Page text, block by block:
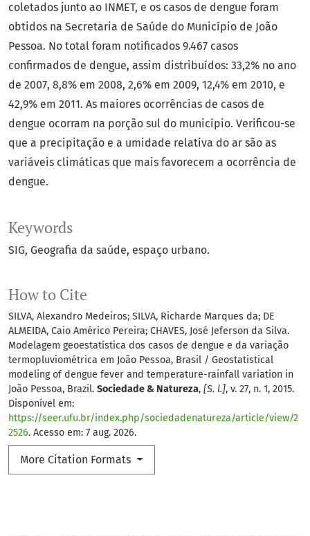
Keywords
SIG Geografia da saúde espaço urbano.
How to Cite
SILVA, Alexandro Medeiros; SILVA, Richarde Marques da; DE
ALMEIDA, Caio Américo Pereira; CHAVES, José Jeferson da Silva.
Modelagem geoestatística dos casos de dengue e da variação
termopluviométrica em João Pessoa, Brasil / Geostatistical
modeling of dengue fever and temperature-rainfall variation in
João Pessoa, Brazil. Sociedade & Natureza, [S. l.], v. 27, n. 1, 2015.
Disponível em:
https://seer.ufu.br/index.php/sociedadenatureza/article/view/2
2526. Acesso em: 7 aug. 2026.
More Citation Formats
coletados junto ao INMET, e os casos de dengue foram
obtidos na Secretaria de Saúde do Município de João
Pessoa. No total foram notificados 9.467 casos
confirmados de dengue, assim distribuídos: 33,2% no ano
de 2007, 8,8% em 2008, 2,6% em 2009, 12,4% em 2010, e
42,9% em 2011. As maiores ocorrências de casos de
dengue ocorram na porção sul do município. Verificou-se
que a precipitação e a umidade relativa do ar são as
variáveis climáticas que mais favorecem a ocorrência de
dengue.